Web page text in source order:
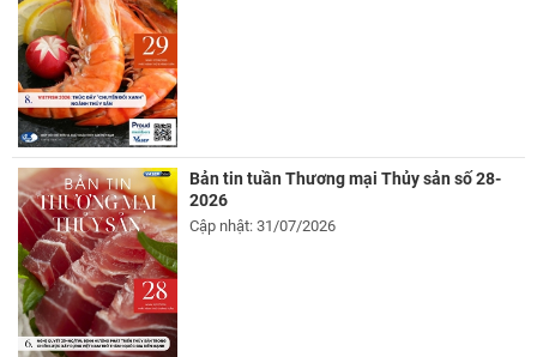
Bản tin tuần Thương mại Thủy sản số 28-
2026
Cập nhật: 31/07/2026